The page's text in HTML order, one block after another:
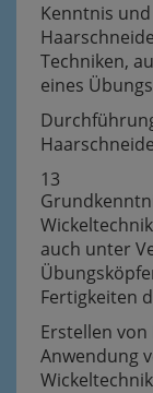
Kenntnis
Techniken,
eines
13
auch unter
Fertigkeiten
Erstellen
Anwendung